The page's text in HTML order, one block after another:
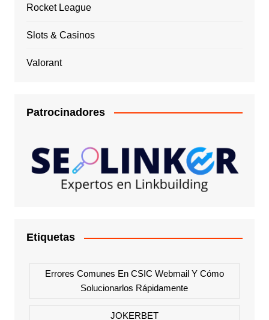
Rocket League
Slots & Casinos
Valorant
Patrocinadores
Etiquetas
Errores Comunes En CSIC Webmail Y Cómo
Solucionarlos Rápidamente
JOKERBET